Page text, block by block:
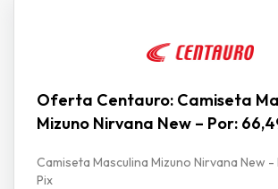
Oferta Centauro: Camiseta
Mizuno Nirvana New – Por:
Camiseta Masculina Mizuno Nirvana New -
Pix